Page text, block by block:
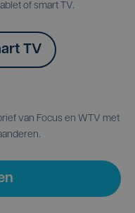
of smart TV.
TV
van Focus en WTV met